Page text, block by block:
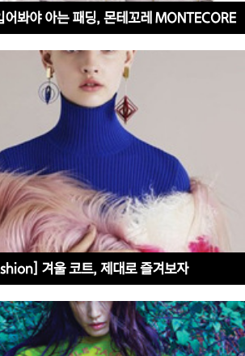
봐야 아는 패딩, 몬테꼬레 MONTECORE
겨울 코트, 제대로 즐겨보자